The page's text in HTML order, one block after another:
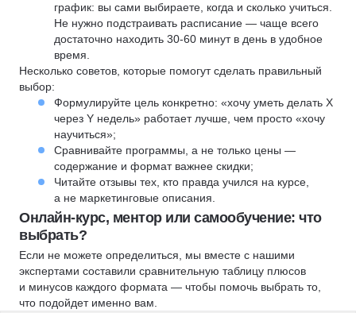
график: вы сами выбираете, когда и сколько учиться.
Не нужно подстраивать расписание — чаще всего
достаточно находить 30-60 минут в день в удобное
время.
Несколько советов, которые помогут сделать правильный
выбор:
Формулируйте цель конкретно: «хочу уметь делать X
через Y недель» работает лучше, чем просто «хочу
научиться»;
Сравнивайте программы, а не только цены —
содержание и формат важнее скидки;
Читайте отзывы тех, кто правда учился на курсе,
а не маркетинговые описания.
Онлайн-курс, ментор или самообучение: что
выбрать?
Если не можете определиться, мы вместе с нашими
экспертами составили сравнительную таблицу плюсов
и минусов каждого формата — чтобы помочь выбрать то,
что подойдет именно вам.